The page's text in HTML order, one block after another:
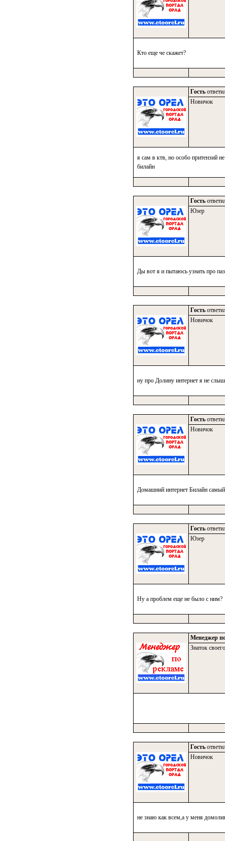
Кто еще че скажет?
Гость
Новичок
я сам в ктв, но особо притензий
билайн
Гость
Юзер
Ды вот я и пытаюсь узнать про
Гость
Новичок
ну про Долину интернет я не
Гость
Новичок
Домашний интернет Билайн
Гость
Юзер
Ну а проблем еще не было с ним?
Менеджер
Знаток
Гость
Новичок
не знаю как всем,а у меня